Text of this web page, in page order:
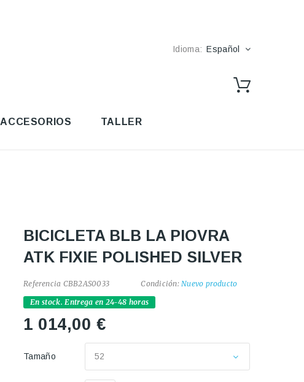
Idioma: Español
ACCESORIOS TALLER
BICICLETA BLB LA PIOVRA
ATK FIXIE POLISHED SILVER
Referencia CBB2AS0033 Condición: Nuevo producto
En stock. Entrega en 24-48 horas
1 014,00 €
Tamaño 52